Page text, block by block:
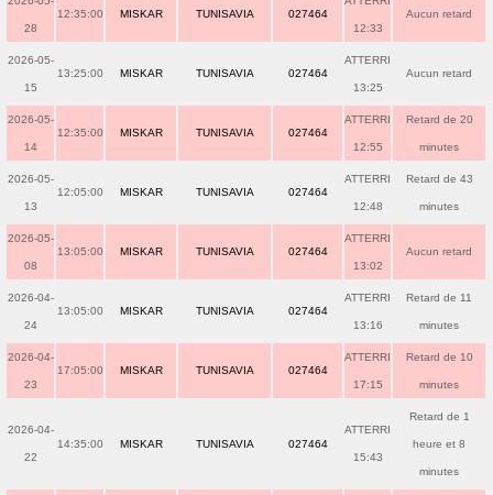
28
12:35:00 MISKAR TUNISAVIA 027464
12:33
Aucun retard
2026-05-
15
13:25:00 MISKAR TUNISAVIA 027464
ATTERRI
13:25
Aucun retard
2026-05-
14
12:35:00 MISKAR TUNISAVIA 027464
ATTERRI
12:55
Retard de 20
minutes
2026-05-
13
12:05:00 MISKAR TUNISAVIA 027464
ATTERRI
12:48
Retard de 43
minutes
2026-05-
08
13:05:00 MISKAR TUNISAVIA 027464
ATTERRI
13:02
Aucun retard
2026-04-
24
13:05:00 MISKAR TUNISAVIA 027464
ATTERRI
13:16
Retard de 11
minutes
2026-04-
23
17:05:00 MISKAR TUNISAVIA 027464
ATTERRI
17:15
Retard de 10
minutes
2026-04-
22
14:35:00 MISKAR TUNISAVIA 027464
ATTERRI
15:43
Retard de 1
heure et 8
minutes